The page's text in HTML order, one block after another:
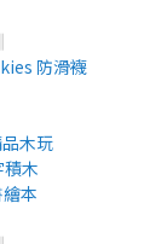
‖
防滑襪
木玩
木
本